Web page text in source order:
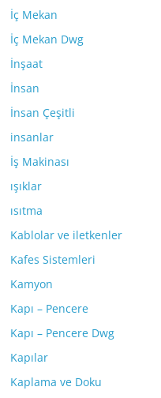
İç Mekan
İç Mekan Dwg
İnşaat
İnsan
İnsan Çeşitli
insanlar
İş Makinası
ışıklar
ısıtma
Kablolar ve iletkenler
Kafes Sistemleri
Kamyon
Kapı – Pencere
Kapı – Pencere Dwg
Kapılar
Kaplama ve Doku